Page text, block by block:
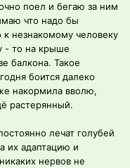
поел и бегаю за ним
что надо бы
незнакомому человеку
- то на крыше
балкона. Такое
боится далеко
накормила вволю,
растерянный.
лечат голубей
их адаптацию и
нервов не